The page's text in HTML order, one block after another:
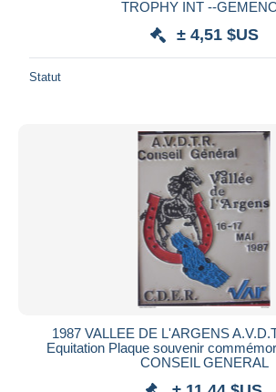
TROPHY INT --
± 4,51 $US
Statut
1987 VALLEE DE L'ARGENS
Equitation Plaque souvenir
CONSEIL GENERAL